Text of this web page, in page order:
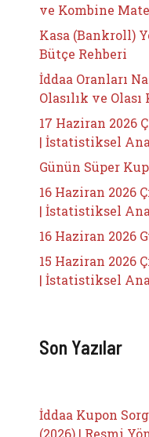
ve Kombine
Kasa (Bankroll)
Bütçe Rehberi
İddaa Oranları
Olasılık ve Olası
17 Haziran 2026
| İstatistiksel
Günün Süper
16 Haziran 2026
| İstatistiksel
16 Haziran 2026
15 Haziran 2026
| İstatistiksel
Son Yazılar
İddaa Kupon
(2026) | Resmi